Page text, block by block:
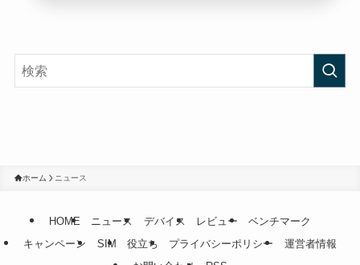
ホーム ニュース
HOME ニュース デバイス レビュー
ベンチマーク
キャンペーン
SIM 役立ち プライバシーポリシー
運営者情報